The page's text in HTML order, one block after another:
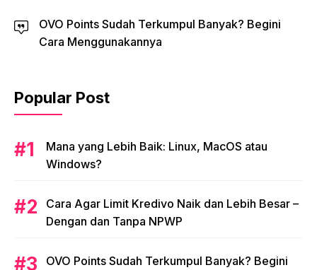
OVO Points Sudah Terkumpul Banyak? Begini
Cara Menggunakannya
Popular Post
Mana yang Lebih Baik: Linux, MacOS atau
Windows?
Cara Agar Limit Kredivo Naik dan Lebih Besar –
Dengan dan Tanpa NPWP
OVO Points Sudah Terkumpul Banyak? Begini